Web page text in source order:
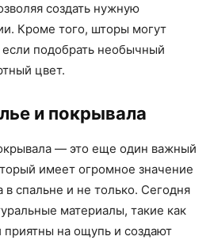
создать нужную
Кроме того, шторы могут
подобрать необычный
цвет.
и покрывала
— это еще один важный
имеет огромное значение
в спальне и не только. Сегодня
материалы, такие как
на ощупь и создают